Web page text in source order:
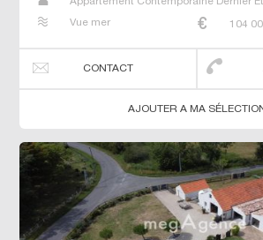
T3 T4 Villa
Vue mer 104
CONTACT
AJOUTER A MA